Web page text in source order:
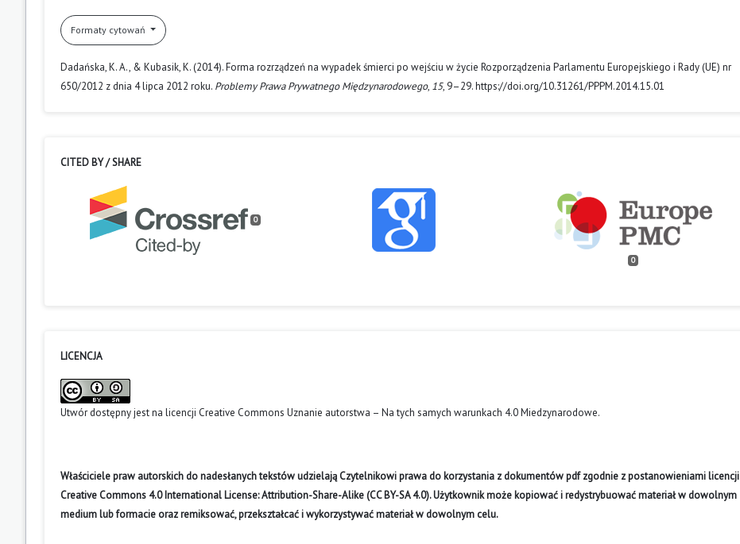
Formaty cytowań
Dadańska, K. A., & Kubasik, K. (2014). Forma rozrządzeń na wypadek śmierci po wejściu w życie Rozporządzenia Parlamentu Europejskiego i Rady (UE) nr
650/2012 z dnia 4 lipca 2012 roku. Problemy Prawa Prywatnego Międzynarodowego, 15, 9–29. https://doi.org/10.31261/PPPM.2014.15.01
CITED BY / SHARE
0
0
LICENCJA
Utwór dostępny jest na licencji Creative Commons Uznanie autorstwa – Na tych samych warunkach 4.0 Miedzynarodowe.
Właściciele praw autorskich do nadesłanych tekstów udzielają Czytelnikowi prawa do korzystania z dokumentów pdf zgodnie z postanowieniami licencji
Creative Commons 4.0 International License: Attribution-Share-Alike (CC BY-SA 4.0). Użytkownik może kopiować i redystrybuować materiał w dowolnym
medium lub formacie oraz remiksować, przekształcać i wykorzystywać materiał w dowolnym celu.